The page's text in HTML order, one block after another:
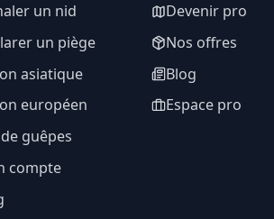
un nid
un piège
asiatique
européen
guêpes
compte
Devenir pro
Nos offres
Blog
Espace pro